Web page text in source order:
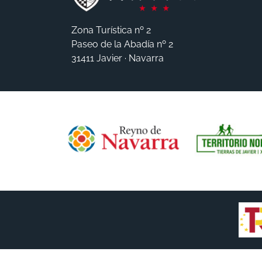
Zona Turística nº 2
Paseo de la Abadía nº 2
31411 Javier · Navarra